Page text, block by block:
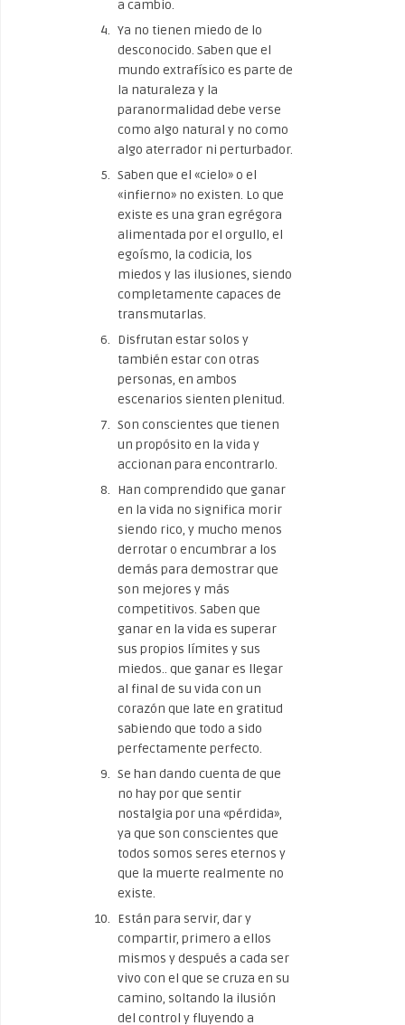
a cambio.
Ya no tienen miedo de lo
desconocido. Saben que el
mundo extrafísico es parte de
la naturaleza y la
paranormalidad debe verse
como algo natural y no como
algo aterrador ni perturbador.
Saben que el «cielo» o el
«infierno» no existen. Lo que
existe es una gran egrégora
alimentada por el orgullo, el
egoísmo, la codicia, los
miedos y las ilusiones, siendo
completamente capaces de
transmutarlas.
Disfrutan estar solos y
también estar con otras
personas, en ambos
escenarios sienten plenitud.
Son conscientes que tienen
un propósito en la vida y
accionan para encontrarlo.
Han comprendido que ganar
en la vida no significa morir
siendo rico, y mucho menos
derrotar o encumbrar a los
demás para demostrar que
son mejores y más
competitivos. Saben que
ganar en la vida es superar
sus propios límites y sus
miedos.. que ganar es llegar
al final de su vida con un
corazón que late en gratitud
sabiendo que todo a sido
perfectamente perfecto.
Se han dando cuenta de que
no hay por que sentir
nostalgia por una «pérdida»,
ya que son conscientes que
todos somos seres eternos y
que la muerte realmente no
existe.
Están para servir, dar y
compartir, primero a ellos
mismos y después a cada ser
vivo con el que se cruza en su
camino, soltando la ilusión
del control y fluyendo a